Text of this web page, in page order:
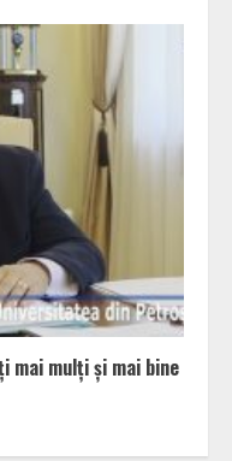
mai mulți și mai bine